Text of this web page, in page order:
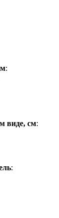
:
виде, см:
: